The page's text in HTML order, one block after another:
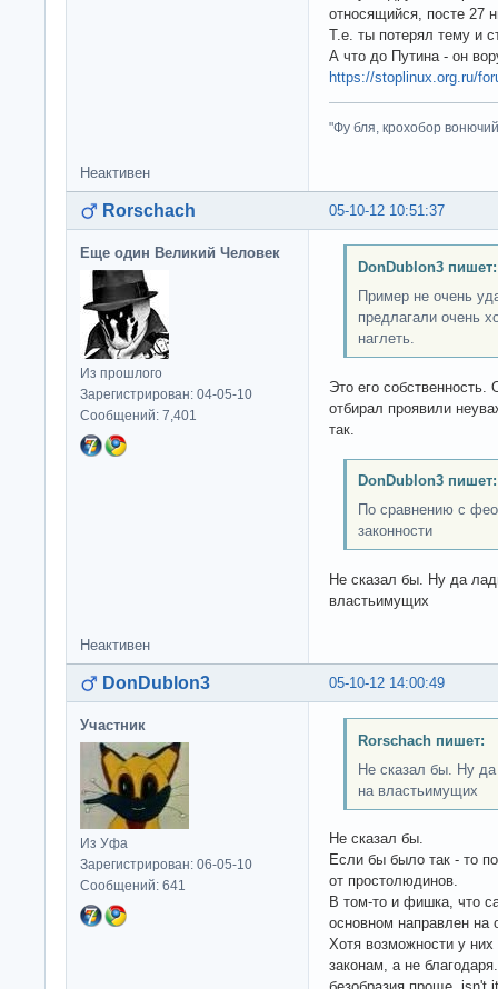
относящийся, посте 27
Т.е. ты потерял тему и
А что до Путина - он
https://stoplinux.org.ru/
"Фу бля, крохобор
Неактивен
05-10-12 10:51:37
Rorschach
Еще один Великий Человек
Из прошлого
Зарегистрирован: 04-05-10
Сообщений: 7,401
DonDublon3 пишет:
Пример не очень
предлагали очень
наглеть.
Это его собственность.
отбирал проявили
так.
DonDublon3 пишет:
По сравнению с
законности
Не сказал бы. Ну да
властьимущих
Неактивен
05-10-12 14:00:49
DonDublon3
Участник
Из Уфа
Зарегистрирован: 06-05-10
Сообщений: 641
Rorschach пишет:
Не сказал бы. Ну да
на властьимущих
Не сказал бы.
Если бы было так - то
от простолюдинов.
В том-то и фишка, что
основном направлен на
Хотя возможности у
законам, а не